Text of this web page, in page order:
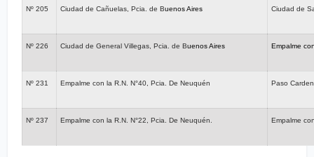
Nº 205 Ciudad de Cañuelas, Pcia. de Buenos Aires Ciudad de
Nº 226 Ciudad de General Villegas, Pcia. de Buenos Aires Empalme
Nº 231 Empalme con la R.N. N°40, Pcia. De Neuquén Paso
Nº 237 Empalme con la R.N. N°22, Pcia. De Neuquén. Empalme